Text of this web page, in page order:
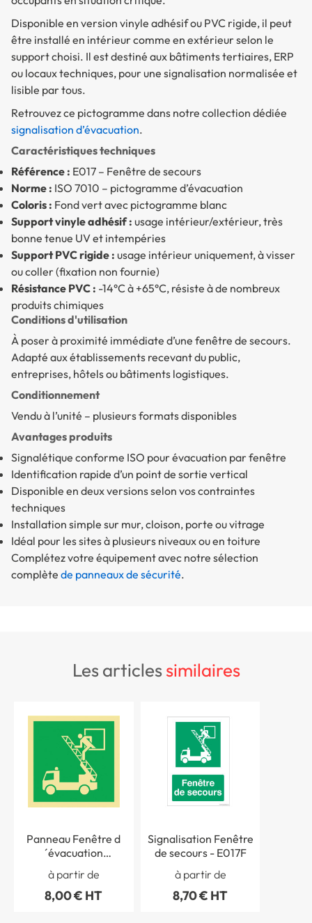
Disponible en version vinyle adhésif ou PVC rigide, il peut
être installé en intérieur comme en extérieur selon le
support choisi. Il est destiné aux bâtiments tertiaires, ERP
ou locaux techniques, pour une signalisation normalisée et
lisible par tous.
Retrouvez ce pictogramme dans notre collection dédiée
signalisation d’évacuation.
Caractéristiques techniques
Référence : E017 – Fenêtre de secours
Norme : ISO 7010 – pictogramme d’évacuation
Coloris : Fond vert avec pictogramme blanc
Support vinyle adhésif : usage intérieur/extérieur, très
bonne tenue UV et intempéries
Support PVC rigide : usage intérieur uniquement, à visser
ou coller (fixation non fournie)
Résistance PVC : -14°C à +65°C, résiste à de nombreux
produits chimiques
Conditions d'utilisation
À poser à proximité immédiate d’une fenêtre de secours.
Adapté aux établissements recevant du public,
entreprises, hôtels ou bâtiments logistiques.
Conditionnement
Vendu à l’unité – plusieurs formats disponibles
Avantages produits
Signalétique conforme ISO pour évacuation par fenêtre
Identification rapide d’un point de sortie vertical
Disponible en deux versions selon vos contraintes
techniques
Installation simple sur mur, cloison, porte ou vitrage
Idéal pour les sites à plusieurs niveaux ou en toiture
Complétez votre équipement avec notre sélection
complète de panneaux de sécurité.
les articlessimilaires
Panneau Fenêtre d
´évacuation
Photoluminescent -
E017 PH
à partir de
8,00 € HT
Signalisation Fenêtre
de secours - E017F
à partir de
8,70 € HT